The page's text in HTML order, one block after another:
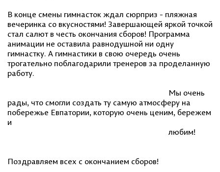
В конце смены гимнасток ждал сюрприз - пляжная
вечеринка со вкусностями! Завершающей яркой точкой
стал салют в честь окончания сборов! Программа
анимации не оставила равнодушной ни одну
гимнастку. А гимнастики в свою очередь очень
трогательно поблагодарили тренеров за проделанную
работу.
Мы очень
рады, что смогли создать ту самую атмосферу на
побережье Евпатории, которую очень ценим, бережем
и
любим!⠀
Поздравляем всех с окончанием сборов!